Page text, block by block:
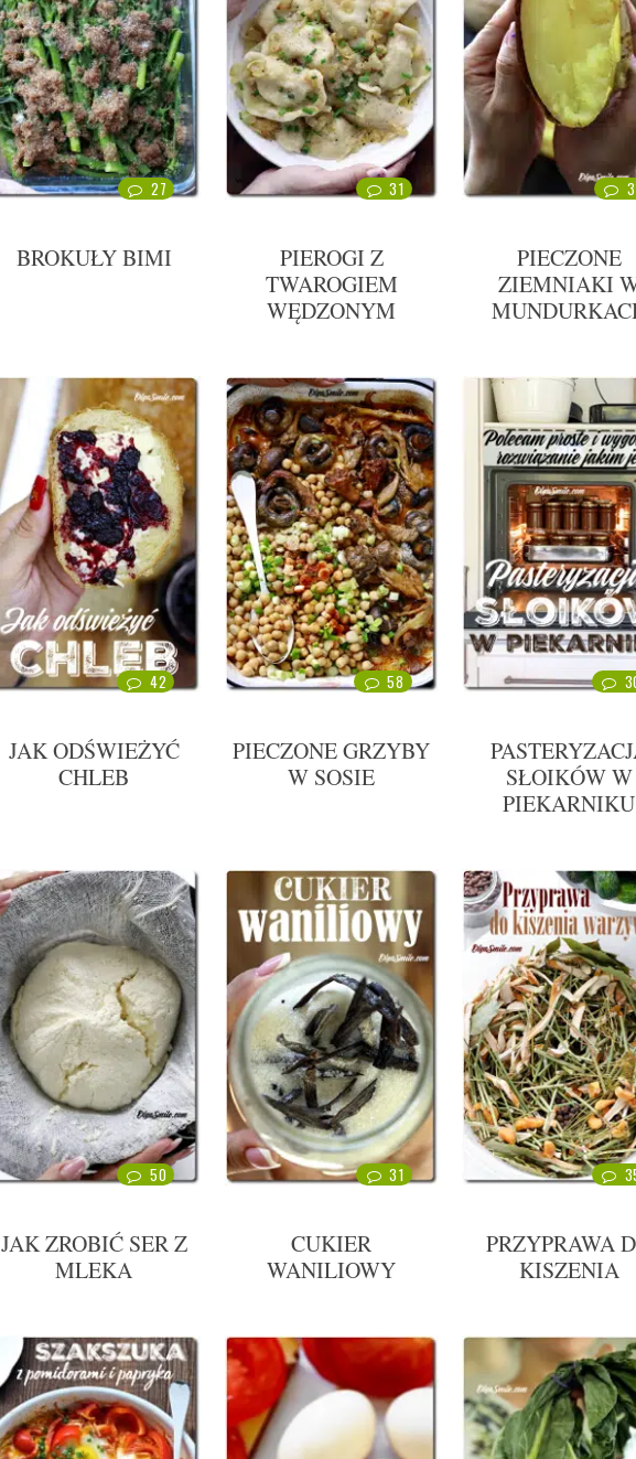
27
BROKUŁY BIMI
31
PIEROGI Z
TWAROGIEM
WĘDZONYM
PIECZONE
ZIEMNIAKI
42
JAK ODŚWIEŻYĆ
CHLEB
58
PIECZONE GRZYBY
W SOSIE
SŁOIKÓW W
PIEKARNIKU
50
JAK ZROBIĆ SER Z
MLEKA
31
CUKIER
WANILIOWY
PRZYPRAWA
KISZENIA